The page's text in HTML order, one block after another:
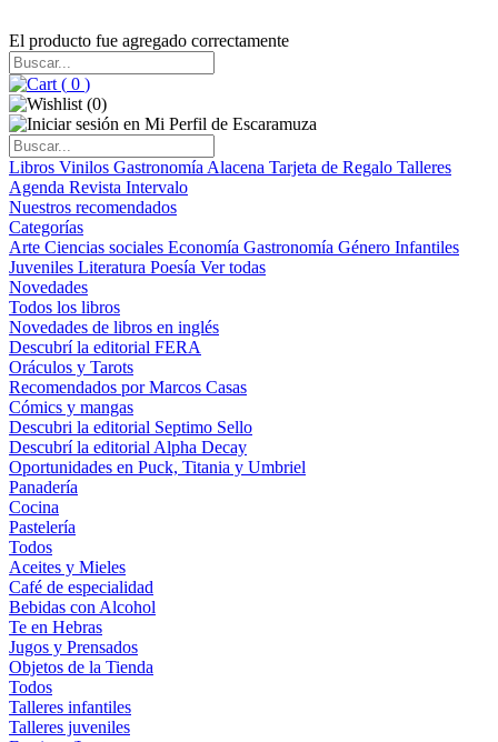
El producto fue agregado correctamente
( 0 )
(0)
Libros Vinilos Gastronomía Alacena Tarjeta de Regalo Talleres
Agenda Revista Intervalo
Nuestros recomendados
Categorías
Arte Ciencias sociales Economía Gastronomía Género Infantiles
Juveniles Literatura Poesía Ver todas
Novedades
Todos los libros
Novedades de libros en inglés
Descubrí la editorial FERA
Oráculos y Tarots
Recomendados por Marcos Casas
Cómics y mangas
Descubri la editorial Septimo Sello
Descubrí la editorial Alpha Decay
Oportunidades en Puck, Titania y Umbriel
Panadería
Cocina
Pastelería
Todos
Aceites y Mieles
Café de especialidad
Bebidas con Alcohol
Te en Hebras
Jugos y Prensados
Objetos de la Tienda
Todos
Talleres infantiles
Talleres juveniles